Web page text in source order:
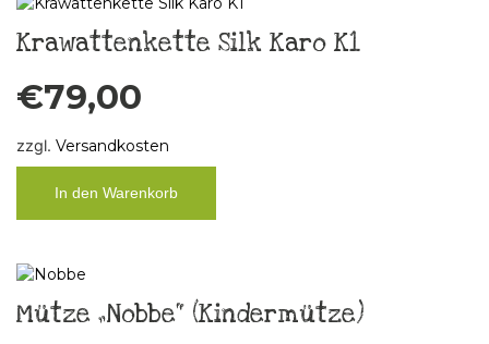
Krawattenkette Silk Karo K1
€79,00
zzgl. Versandkosten
In den Warenkorb
Mütze „Nobbe“ (Kindermütze)